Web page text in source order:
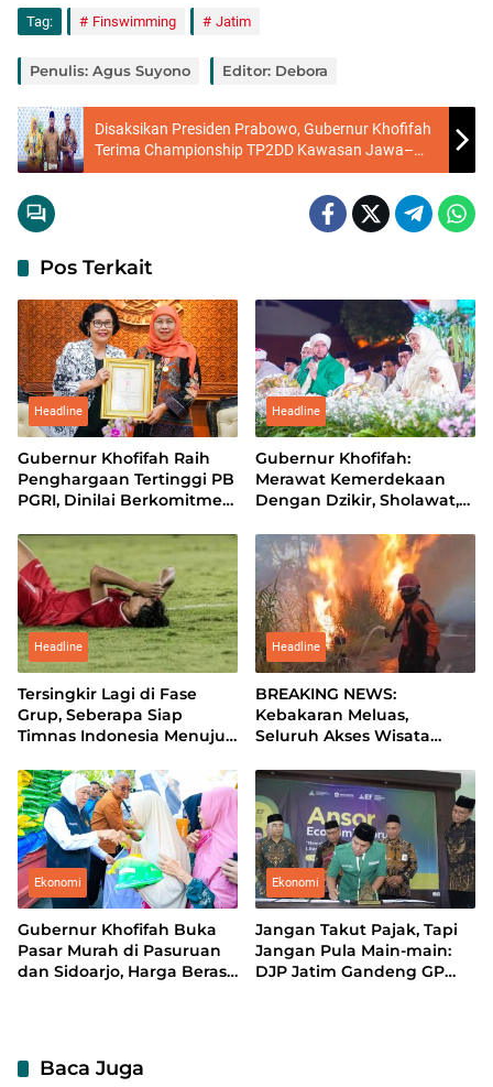
Tag: Finswimming Jatim
Penulis: Agus Suyono Editor: Debora
Disaksikan Presiden Prabowo, Gubernur Khofifah
Terima Championship TP2DD Kawasan Jawa–
Bali Dari Bank Indonesia
Pos Terkait
Headline
Gubernur Khofifah Raih
Penghargaan Tertinggi PB
PGRI, Dinilai Berkomitmen
Headline
Gubernur Khofifah:
Merawat Kemerdekaan
Dengan Dzikir, Sholawat,
Headline
Tersingkir Lagi di Fase
Grup, Seberapa Siap
Timnas Indonesia Menuju
Headline
BREAKING NEWS:
Kebakaran Meluas,
Seluruh Akses Wisata
Total
Ekonomi
Gubernur Khofifah Buka
Pasar Murah di Pasuruan
dan Sidoarjo, Harga Beras
Ekonomi
Jangan Takut Pajak, Tapi
Jangan Pula Main-main:
DJP Jatim Gandeng GP
Baca Juga